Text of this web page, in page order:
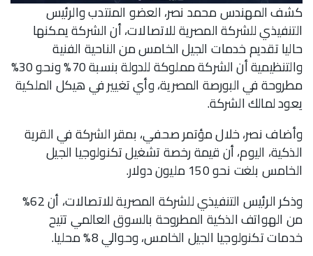
كشف المهندس محمد نصر، العضو المنتدب والرئيس
التنفيذي للشركة المصرية للاتصالات، أن الشركة يمكنها
حاليا تقديم خدمات الجيل الخامس من الناحية الفنية
والتنظيمية أن الشركة مملوكة للدولة بنسبة 70% ونحو 30%
مطروحة في البورصة المصرية، وأي تغيير في هيكل الملكية
يعود لمالك الشركة.
وأضاف نصر، خلال مؤتمر صحفي، بمقر الشركة في القرية
الذكية، اليوم، أن قيمة رخصة تشغيل تكنولوجيا الجيل
الخامس بلغت نحو 150 مليون دولار.
وذكر الرئيس التنفيذي للشركة المصرية للاتصالات، أن 62%
من الهواتف الذكية المطروحة بالسوق العالمي تتيح
خدمات تكنولوجيا الجيل الخامس، وحوالي 8% محليا.